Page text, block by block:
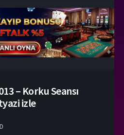
– Korku Seansı
izle